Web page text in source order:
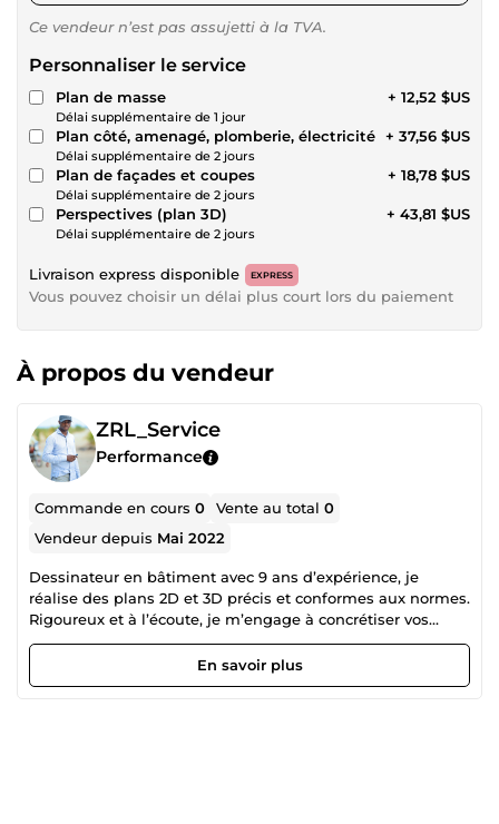
Ce vendeur n’est pas assujetti à la TVA.
Personnaliser le service
Plan de masse
Délai supplémentaire de 1 jour
+ 12,52 $US
Plan côté, amenagé, plomberie, électricité
Délai supplémentaire de 2 jours
+ 37,56 $US
Plan de façades et coupes
Délai supplémentaire de 2 jours
+ 18,78 $US
Perspectives (plan 3D)
Délai supplémentaire de 2 jours
+ 43,81 $US
Livraison express disponible EXPRESS
Vous pouvez choisir un délai plus court lors du paiement
À propos du vendeur
ZRL_Service
Performance
Commande en cours0 Vente au total0
Vendeur depuis Mai 2022
Dessinateur en bâtiment avec 9 ans d’expérience, je
réalise des plans 2D et 3D précis et conformes aux normes.
Rigoureux et à l’écoute, je m’engage à concrétiser vos
idées avec professionnalisme et efficacité.
En savoir plus